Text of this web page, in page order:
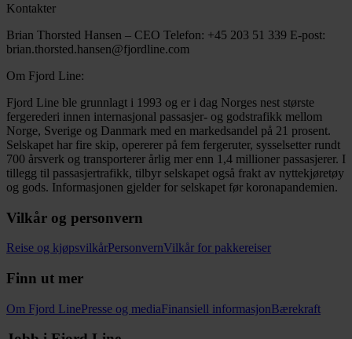
Kontakter
Brian Thorsted Hansen – CEO Telefon: +45 203 51 339 E-post:
brian.thorsted.hansen@fjordline.com
Om Fjord Line:
Fjord Line ble grunnlagt i 1993 og er i dag Norges nest største
fergerederi innen internasjonal passasjer- og godstrafikk mellom
Norge, Sverige og Danmark med en markedsandel på 21 prosent.
Selskapet har fire skip, opererer på fem fergeruter, sysselsetter rundt
700 årsverk og transporterer årlig mer enn 1,4 millioner passasjerer. I
tillegg til passasjertrafikk, tilbyr selskapet også frakt av nyttekjøretøy
og gods. Informasjonen gjelder for selskapet før koronapandemien.
Vilkår og personvern
Reise og kjøpsvilkårPersonvernVilkår for pakkereiser
Finn ut mer
Om Fjord LinePresse og mediaFinansiell informasjonBærekraft